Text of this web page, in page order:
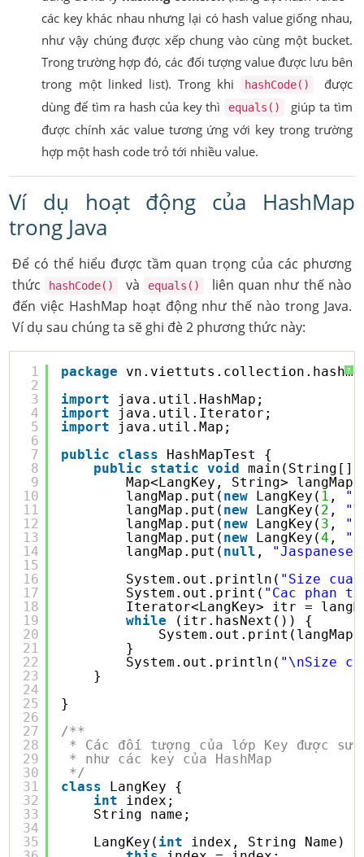
các key khác nhau nhưng lại có hash value giống nhau,
như vậy chúng được xếp chung vào cùng một bucket.
Trong trường hợp đó, các đối tượng value được lưu bên
trong một linked list). Trong khi
hashCode()
được
dùng để tìm ra hash của key thì
equals()
giúp ta tìm
được chính xác value tương ứng với key trong trường
hợp một hash code trỏ tới nhiều value.
Ví dụ hoạt động của HashMap
trong Java
Để có thể hiểu được tầm quan trọng của các phương
thức
hashCode() và equals()
liên quan như thế nào
đến việc HashMap hoạt động như thế nào trong Java.
Ví dụ sau chúng ta sẽ ghi đè 2 phương thức này:
?
1
2
3
4
5
6
7
8
9
10
11
12
13
14
15
16
17
18
19
20
21
22
23
24
25
26
27
28
29
30
31
32
33
34
35
package
import
java.util.HashMap;
import
java.util.Iterator;
import
java.util.Map;
public
class
HashMapTest {
public
static void
main(String[]
Map<LangKey, String>
langMap.put( new LangKey( 1 ,
langMap.put( new LangKey( 2 ,
langMap.put( new LangKey( 3 ,
langMap.put( new LangKey(4 ,
langMap.put( null , "Jaspanese"
System.out.println( "Size cua
System.out.print( "Cac phan
Iterator<LangKey> itr =
while
(itr.hasNext()) {
}
System.out.println( "\nSize
}
}
/**
* Các đối tượng của lớp Key được sử
* như các key của HashMap
*/
class
LangKey {
int
index;
String name;
LangKey( int
index, String Name) {